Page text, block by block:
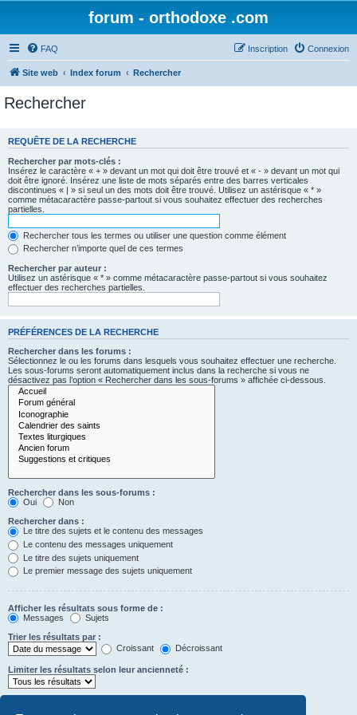
forum - orthodoxe .com
FAQ Connexion
Inscription
Site web Index forum Rechercher
Rechercher
REQUÊTE DE LA RECHERCHE
Rechercher par mots-clés :
Insérez le caractère « + » devant un mot qui doit être trouvé et « - » devant un mot qui
doit être ignoré. Insérez une liste de mots séparés entre des barres verticales
discontinues « | » si seul un des mots doit être trouvé. Utilisez un astérisque « * »
comme métacaractère passe-partout si vous souhaitez effectuer des recherches
partielles.
Rechercher tous les termes ou utiliser une question comme élément
Rechercher n’importe quel de ces termes
Rechercher par auteur :
Utilisez un astérisque « * » comme métacaractère passe-partout si vous souhaitez
effectuer des recherches partielles.
PRÉFÉRENCES DE LA RECHERCHE
Rechercher dans les forums :
Sélectionnez le ou les forums dans lesquels vous souhaitez effectuer une recherche.
Les sous-forums seront automatiquement inclus dans la recherche si vous ne
désactivez pas l’option « Rechercher dans les sous-forums » affichée ci-dessous.
Rechercher dans les sous-forums :
Oui
Non
Rechercher dans :
Le titre des sujets et le contenu des messages
Le contenu des messages uniquement
Le titre des sujets uniquement
Le premier message des sujets uniquement
Afficher les résultats sous forme de :
Messages
Sujets
Trier les résultats par :
Croissant
Décroissant
Limiter les résultats selon leur ancienneté :